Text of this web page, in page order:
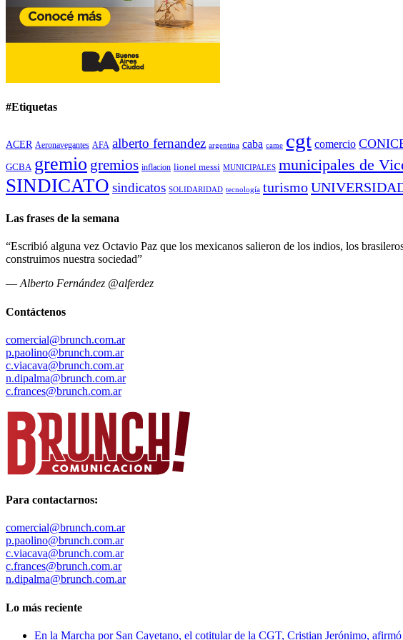
#Etiquetas
ACER Aeronavegantes AFA alberto fernandez argentina caba came cgt comercio
GCBA gremio gremios inflacion lionel messi MUNICIPALES municipales de
SINDICATO sindicatos SOLIDARIDAD tecnología turismo
Las frases de la semana
“Escribió alguna vez Octavio Paz que los mexicanos salieron de los indios, los
construimos nuestra sociedad”
— Alberto Fernández @alferdez
Contáctenos
comercial@brunch.com.ar
p.paolino@brunch.com.ar
c.viacava@brunch.com.ar
n.dipalma@brunch.com.ar
c.frances@brunch.com.ar
Para contactarnos:
comercial@brunch.com.ar
p.paolino@brunch.com.ar
c.viacava@brunch.com.ar
c.frances@brunch.com.ar
n.dipalma@brunch.com.ar
Lo más reciente
En la Marcha por San Cayetano, el cotitular de la CGT, Cristian Jerónimo,